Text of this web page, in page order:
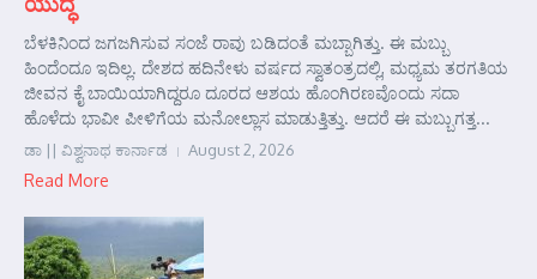
ಬೆಳಕಿನಿಂದ ಜಗಜಗಿಸುವ ಸಂಜೆ ರಾವು ಬಡಿದಂತೆ ಮಬ್ಬಾಗಿತ್ತು. ಈ ಮಬ್ಬು
ಹಿಂದೆಂದೂ ಇದಿಲ್ಲ. ದೇಶದ ಹದಿನೇಳು ವರ್ಷದ ಸ್ವಾತಂತ್ರದಲ್ಲಿ, ಮಧ್ಯಮ ತರಗತಿಯ
ಜೀವನ ಕೈ ಬಾಯಿಯಾಗಿದ್ದರೂ ದೂರದ ಆಶಯ ಹೊಂಗಿರಣವೊಂದು ಸದಾ
ಹೊಳೆದು ಭಾವೀ ಪೀಳಿಗೆಯ ಮನೋಲ್ಲಾಸ ಮಾಡುತ್ತಿತ್ತು. ಆದರೆ ಈ ಮಬ್ಬುಗತ್ತ...
ಡಾ || ವಿಶ್ವನಾಥ ಕಾರ್ನಾಡ August 2, 2026
Read More